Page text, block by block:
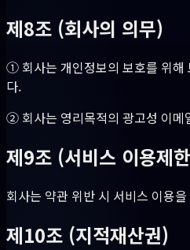
제8조 (회사의 의무)
① 회사는 개인정보의 보호를 위해
다.
② 회사는 영리목적의 광고성 이메
제9조 (서비스 이용제
회사는 약관 위반 시 서비스 이용
제10조 (지적재산권)